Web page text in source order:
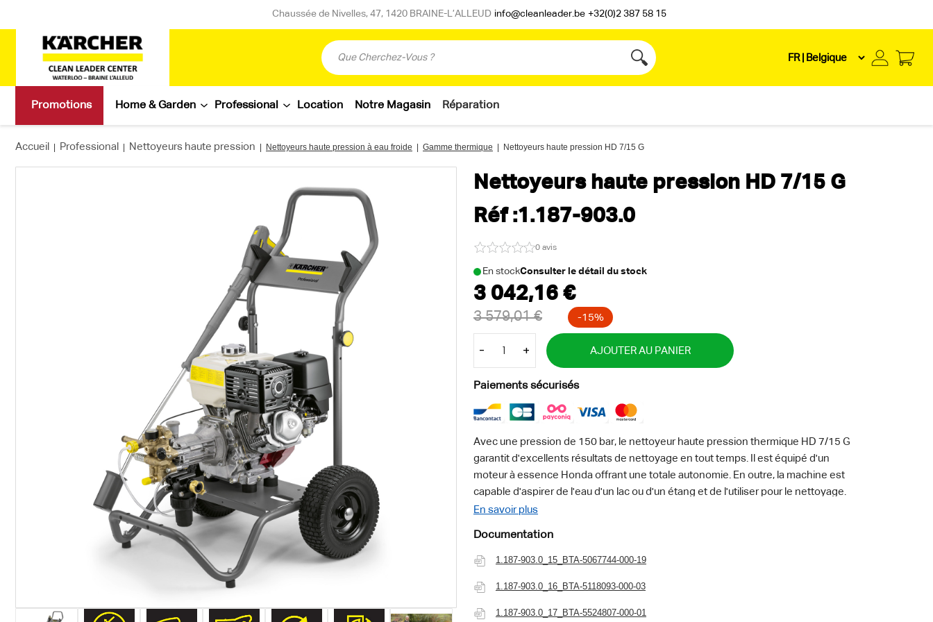
Chaussée de Nivelles, 47, 1420 BRAINE-L’ALLEUD info@cleanleader.be +32(0)2 387 58 15
Accueil | Professional | Nettoyeurs haute pression | Nettoyeurs haute pression à eau froide | Gamme thermique | Nettoyeurs haute pression HD 7/15 G
Nettoyeurs haute pression HD 7/15 G
Réf :1.187-903.0
0 avis
En stockConsulter le détail du stock
- + AJOUTER AU PANIER
Paiements sécurisés
Avec une pression de 150 bar, le nettoyeur haute pression thermique HD 7/15 G
garantit d'excellents résultats de nettoyage en tout temps. Il est équipé d'un
moteur à essence Honda offrant une totale autonomie. En outre, la machine est
capable d'aspirer de l'eau d'un lac ou d'un étang et de l'utiliser pour le nettoyage.
La machine est conçue pour une utilisation dans les conditions les plus difficiles
permettant le chargement sur une grue et un tambour enrouleur pour flexible
directement sur la machine. Grâce à la poignée-pistolet EASY!Force, la force de
recul est réduite à zéro pour un nettoyage confortable et sans effort. Les risques
En savoir plus
Documentation
1.187-903.0_15_BTA-5067744-000-19
1.187-903.0_16_BTA-5118093-000-03
1.187-903.0_17_BTA-5524807-000-01
Promotions Home & Garden Professional Location Notre Magasin Réparation